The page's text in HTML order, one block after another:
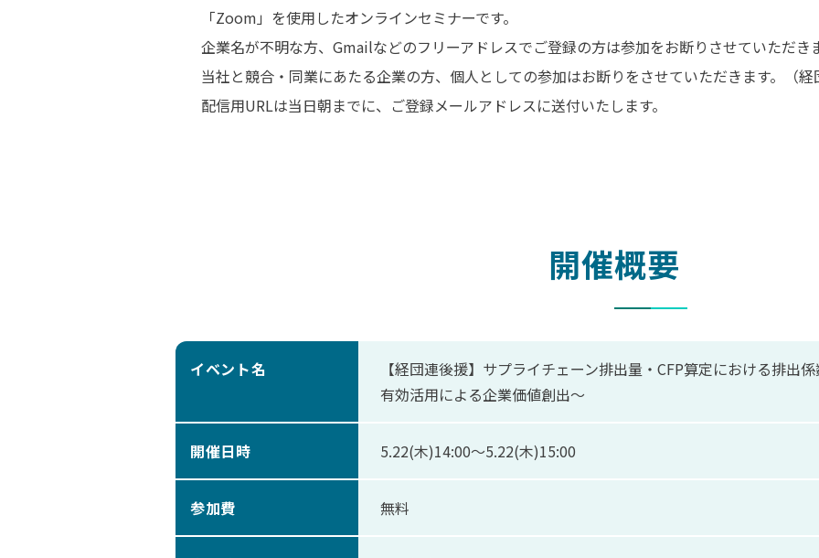
「Zoom」を使用したオンラインセミナーです。
企業名が不明な方、Gmailなどのフリーアドレスでご登録の方は参加をお断りさせていただき
当社と競合・同業にあたる企業の方、個人としての参加はお断りをさせていただきます。
（経
配信用URLは当日朝までに、ご登録メールアドレスに送付いたします。
開催概要
イベント名
【経団連後援】サプライチェーン排出量・CFP算定における排出
有効活用による企業価値創出～
開催日時 5.22(木)14:00〜5.22(木)15:00
参加費 無料